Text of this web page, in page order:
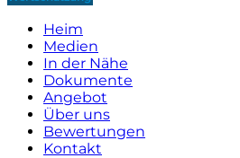
Heim
Medien
In der Nähe
Dokumente
Angebot
Über uns
Bewertungen
Kontakt